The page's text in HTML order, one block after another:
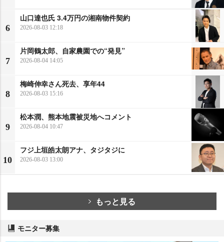
6
山口達也氏 3.4万円の湘南物件契約
2026-08-03 12:18
7
片岡鶴太郎、自家農園での“発見”
2026-08-04 14:05
8
梅崎伸幸さん死去、享年44
2026-08-03 15:16
9
松本潤、熊本地震被災地へコメント
2026-08-04 10:47
10
フジ上垣皓太朗アナ、タジタジに
2026-08-03 13:00
もっと見る
モニター募集